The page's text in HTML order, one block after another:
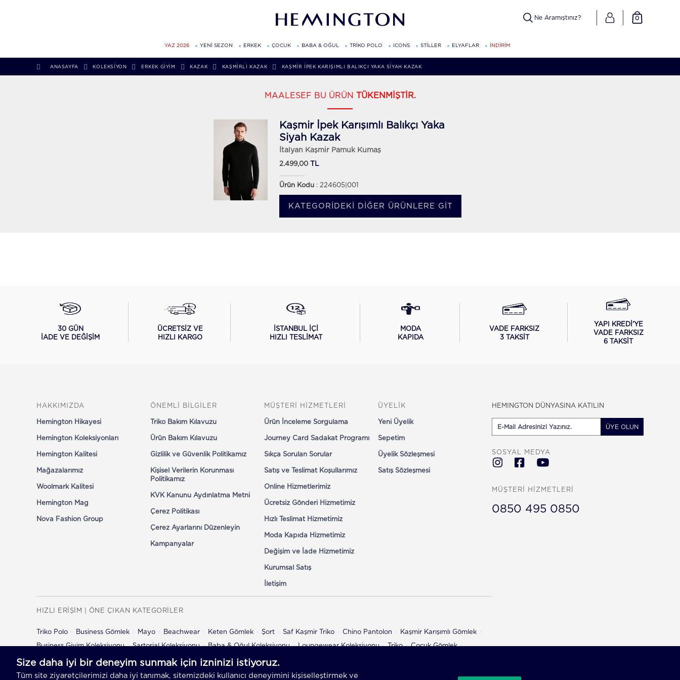
0
YAZ 2026 YENİ SEZON ERKEK ÇOCUK BABA & OĞUL TRİKO POLO ICONS STİLLER ELYAFLAR İNDİRİM
ANASAYFA KOLEKSIYON ERKEK GIYIM KAZAK KAŞMIRLI KAZAK KAŞMIR İPEK KARIŞIMLI BALIKÇI YAKA SIYAH KAZAK
MAALESEF BU ÜRÜN TÜKENMİŞTİR.
Kaşmir İpek Karışımlı Balıkçı Yaka
Siyah Kazak
İtalyan Kaşmir Pamuk Kumaş
2.499,00 TL
Ürün Kodu : 224605|001
KATEGORIDEKI DIĞER ÜRÜNLERE GIT
30 GÜN
İADE VE DEĞİŞİM
ÜCRETSİZ VE
HIZLI KARGO
İSTANBUL İÇİ
HIZLI TESLİMAT
MODA
KAPIDA
VADE FARKSIZ
3 TAKSİT
YAPI KREDİ'YE
VADE FARKSIZ
6 TAKSİT
HAKKIMIZDA
Hemington Hikayesi
Hemington Koleksiyonları
Hemington Kalitesi
Mağazalarımız
Woolmark Kalitesi
Hemington Mag
Nova Fashion Group
ÖNEMLİ BİLGİLER
Triko Bakım Kılavuzu
Ürün Bakım Kılavuzu
Gizlilik ve Güvenlik Politikamız
Kişisel Verilerin Korunması
Politikamız
KVK Kanunu Aydınlatma Metni
Çerez Politikası
Çerez Ayarlarını Düzenleyin
Kampanyalar
MÜŞTERİ HİZMETLERİ
Ürün İnceleme Sorgulama
Journey Card Sadakat Programı
Sıkça Sorulan Sorular
Satış ve Teslimat Koşullarımız
Online Hizmetlerimiz
Ücretsiz Gönderi Hizmetimiz
Hızlı Teslimat Hizmetimiz
Moda Kapıda Hizmetimiz
Değişim ve İade Hizmetimiz
Kurumsal Satış
İletişim
ÜYELİK
Yeni Üyelik
Sepetim
Üyelik Sözleşmesi
Satış Sözleşmesi
HIZLI ERİŞİM | ÖNE ÇIKAN KATEGORİLER
Triko Polo Business Gömlek Mayo Beachwear Keten Gömlek Şort Saf Kaşmir Triko Chino Pantolon Kaşmir Karışımlı Gömlek
Business Giyim Koleksiyonu Sartorial Koleksiyonu Baba & Oğul Koleksiyonu Loungewear Koleksiyonu Triko Çocuk Gömlek
Çocuk Şort Çocuk Pantolon
HEMINGTON DÜNYASINA KATILIN
ÜYE OLUN
SOSYAL MEDYA
MÜŞTERİ HİZMETLERİ
0850 495 0850